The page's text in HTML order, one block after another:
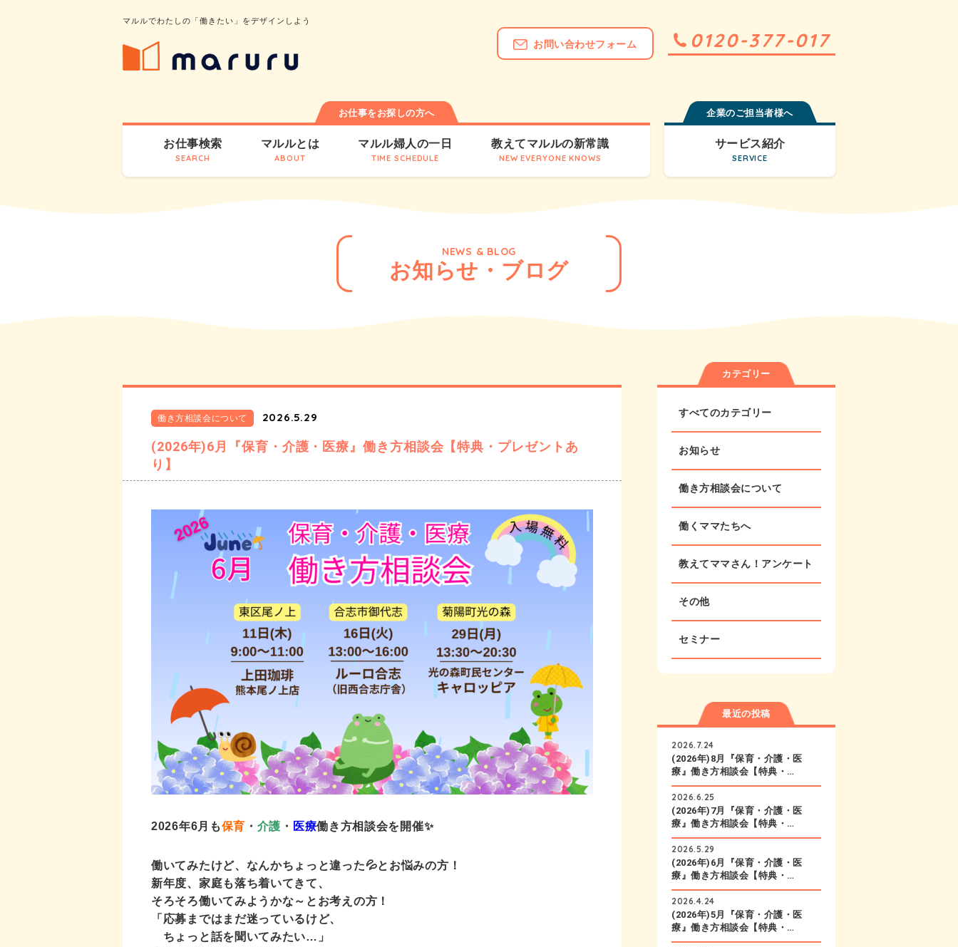
マルルでわたしの「働きたい」をデザインしよう
お問い合わせフォーム 0120-377-017
お仕事をお探しの方へ
お仕事検索
SEARCH
マルルとは
ABOUT
マルル婦人の一日
TIME SCHEDULE
教えてマルルの新常識
NEW EVERYONE KNOWS
企業のご担当者様へ
サービス紹介
SERVICE
NEWS & BLOG
お知らせ・ブログ
働き方相談会について 2026.5.29
(2026年)6月『保育・介護・医療』働き方相談会【特典・プレゼントあ
り】
2026年6月も保育 ・ 介護 ・ 医療働き方相談会を開催✨
働いてみたけど、なんかちょっと違った💦とお悩みの方！
新年度、家庭も落ち着いてきて、
そろそろ働いてみようかな～とお考えの方！
「応募まではまだ迷っているけど、
ちょっと話を聞いてみたい…」
カテゴリー
すべてのカテゴリー
お知らせ
働き方相談会について
働くママたちへ
教えてママさん！アンケート
その他
セミナー
最近の投稿
2026.7.24
(2026年)8月『保育・介護・医
療』働き方相談会【特典・…
2026.6.25
(2026年)7月『保育・介護・医
療』働き方相談会【特典・…
2026.5.29
(2026年)6月『保育・介護・医
療』働き方相談会【特典・…
2026.4.24
(2026年)5月『保育・介護・医
療』働き方相談会【特典・…